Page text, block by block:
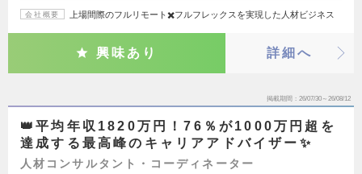
会社概要 上場間際のフルリモート✖️フルフレックスを実現した人材ビジネス
興味あり 詳細へ
掲載期間 26/07/30～26/08/12
👑平均年収1820万円！76％が1000万円超を
達成する最高峰のキャリアアドバイザー✨
人材コンサルタント・コーディネーター